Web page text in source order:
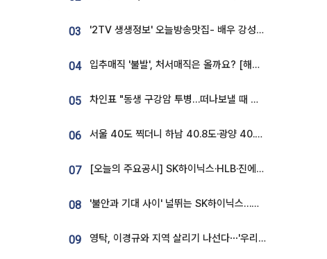
03 '2TV 생생정보' 오늘방송맛집- 배우 강성진 단골! 쌀국수ㆍ푸팟퐁 커리 맛집 '블○○○'
04 입추매직 '불발', 처서매직은 올까요? [해시태그]
05 차인표 "동생 구강암 투병…떠나보낼 때 가장 힘들었다”
06 서울 40도 찍더니 하남 40.8도·광양 40.2도…전국 '펄펄'
07 [오늘의 주요공시] SK하이닉스·HLB·진에어·포스코홀딩스·네이버·대우건설 등
08 '불안과 기대 사이' 널뛰는 SK하이닉스…증권가 "HBM4·LTA 기반 펀터멘털 견고"
09 영탁, 이경규와 지역 살리기 나선다⋯'우리동네 전성시대' 8일 첫방